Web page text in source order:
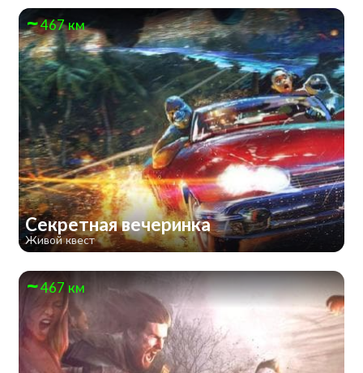
467 км
Секретная вечеринка
Живой квест
467 км